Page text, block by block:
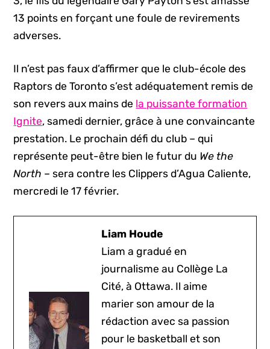
13 points en forçant une foule de revirements
adverses.
Il n’est pas faux d’affirmer que le club-école des
Raptors de Toronto s’est adéquatement remis de
son revers aux mains de la puissante formation
Ignite, samedi dernier, grâce à une convaincante
prestation. Le prochain défi du club – qui
représente peut-être bien le futur du We the
North – sera contre les Clippers d’Agua Caliente,
mercredi le 17 février.
Liam Houde
Liam a gradué en
journalisme au Collège La
Cité, à Ottawa. Il aime
marier son amour de la
rédaction avec sa passion
pour le basketball et son